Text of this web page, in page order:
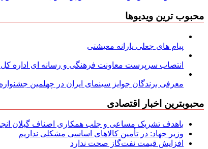
محبوب ترین ویدیوها
پیام های جعلی یارانه معیشتی
انتصاب سرپرست معاونت فرهنگی و رسانه ای اداره
معرفی برندگان جوایز سینمای ایران در چهلمین جشنواره
محبوبترین اخبار اقتصادی
باهدف تشریک مساعی و جلب همکاری اصناف گیلان
وزیر جهاد: در تأمین کالاهای اساسی مشکلی نداریم
افزایش قیمت نفت‌گاز صحت ندارد